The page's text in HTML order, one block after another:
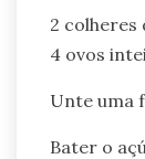
2 colheres
4 ovos
Unte uma
Bater o